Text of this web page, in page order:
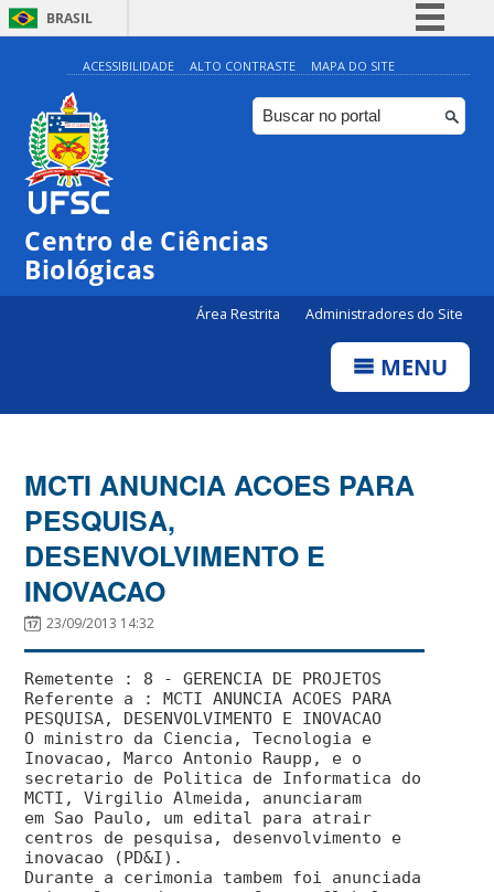
BRASIL
Simplifique!
Comunica BR
Participe
ACESSIBILIDADE ALTO CONTRASTE MAPA DO SITE
Centro de Ciências
Biológicas
Área Restrita Administradores do Site
MENU
MCTI ANUNCIA ACOES PARA
PESQUISA,
DESENVOLVIMENTO E
INOVACAO
23/09/2013 14:32
Remetente : 8 - GERENCIA DE PROJETOS
Referente a : MCTI ANUNCIA ACOES PARA
PESQUISA, DESENVOLVIMENTO E INOVACAO
O ministro da Ciencia, Tecnologia e
Inovacao, Marco Antonio Raupp, e o
secretario de Politica de Informatica do
MCTI, Virgilio Almeida, anunciaram
em Sao Paulo, um edital para atrair
centros de pesquisa, desenvolvimento e
inovacao (PD&I).
Durante a cerimonia tambem foi anunciada